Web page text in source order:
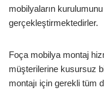
mobilyaların
gerçekleştirmektedirler.
Foça mobilya montaj
müşterilerine kusursuz
montajı için gerekli tüm